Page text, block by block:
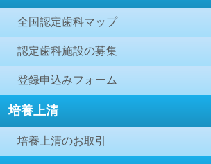
全国認定歯科マップ
認定歯科施設の募集
登録申込みフォーム
培養上清
培養上清のお取引